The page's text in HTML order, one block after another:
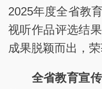
2025年度全省教
视听作品评选结
成果脱颖而出，荣
全省教育宣